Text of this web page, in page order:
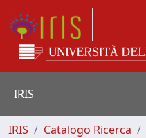
IRIS
IRIS Catalogo Ricerca